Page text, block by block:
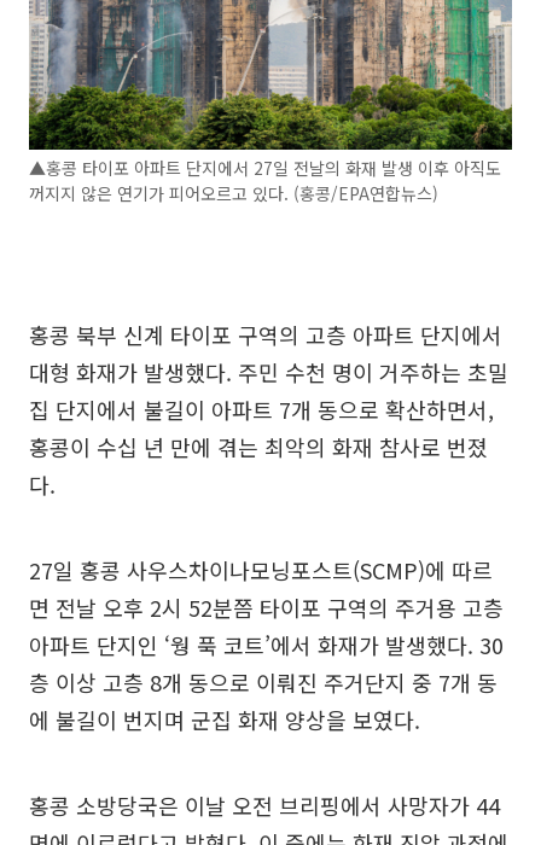
▲홍콩 타이포 아파트 단지에서 27일 전날의 화재 발생 이후 아직도
꺼지지 않은 연기가 피어오르고 있다. (홍콩/EPA연합뉴스)
홍콩 북부 신계 타이포 구역의 고층 아파트 단지에서
대형 화재가 발생했다. 주민 수천 명이 거주하는 초밀
집 단지에서 불길이 아파트 7개 동으로 확산하면서,
홍콩이 수십 년 만에 겪는 최악의 화재 참사로 번졌
다.
27일 홍콩 사우스차이나모닝포스트(SCMP)에 따르
면 전날 오후 2시 52분쯤 타이포 구역의 주거용 고층
아파트 단지인 ‘웡 푹 코트’에서 화재가 발생했다. 30
층 이상 고층 8개 동으로 이뤄진 주거단지 중 7개 동
에 불길이 번지며 군집 화재 양상을 보였다.
홍콩 소방당국은 이날 오전 브리핑에서 사망자가 44